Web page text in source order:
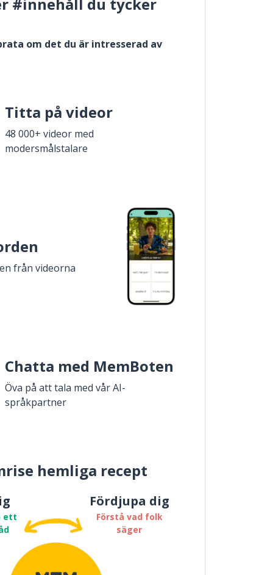
om det du är intresserad av
Titta på videor
48 000+ videor med
modersmålstalare
från videorna
Chatta med MemBoten
Öva på att tala med vår AI-
språkpartner
hemliga recept
ett
Fördjupa dig
Förstå vad folk
säger